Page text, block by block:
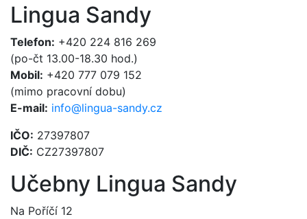
Lingua Sandy
Telefon: +420 224 816 269
(po-čt 13.00-18.30 hod.)
Mobil: +420 777 079 152
(mimo pracovní dobu)
E-mail: info@lingua-sandy.cz
IČO: 27397807
DIČ: CZ27397807
Učebny Lingua Sandy
Na Poříčí 12